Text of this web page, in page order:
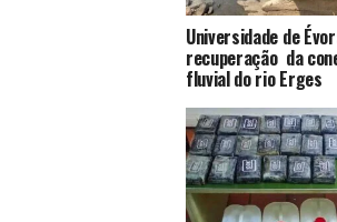
Universidade de
recuperação da
fluvial do rio Erges